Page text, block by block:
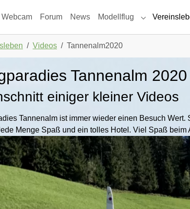
Webcam Forum News Modellflug
Submenu for
Videos Tannenalm2020
Tannenalm 2020
einiger kleiner Videos
Tannenalm ist immer wieder einen Besuch
Menge Spaß und ein tolles Hotel. Viel Spaß beim